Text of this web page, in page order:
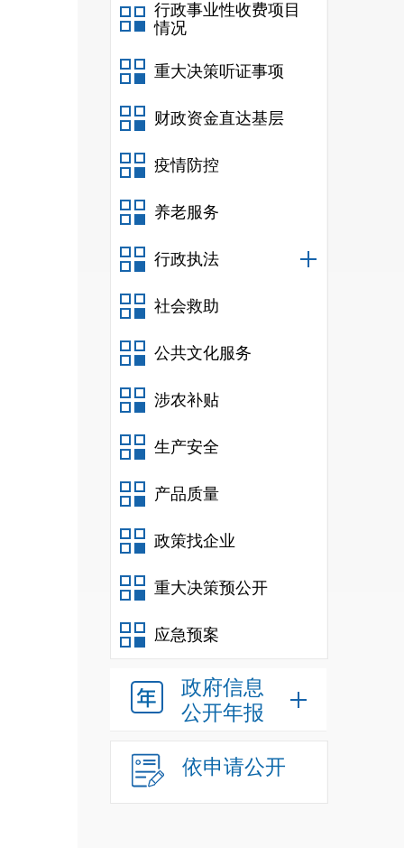
行政事业性收费项目
情况
重大决策听证事项
财政资金直达基层
疫情防控
养老服务
行政执法
社会救助
公共文化服务
涉农补贴
生产安全
产品质量
政策找企业
重大决策预公开
应急预案
政府信息
公开年报
依申请公开